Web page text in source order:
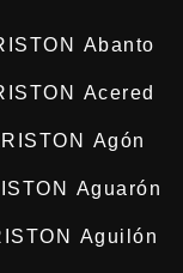
Abanto
Acered
Agón
Aguarón
Aguilón